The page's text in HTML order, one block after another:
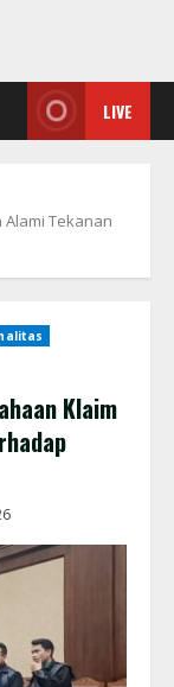
LIVE
Alami Tekanan
Klaim